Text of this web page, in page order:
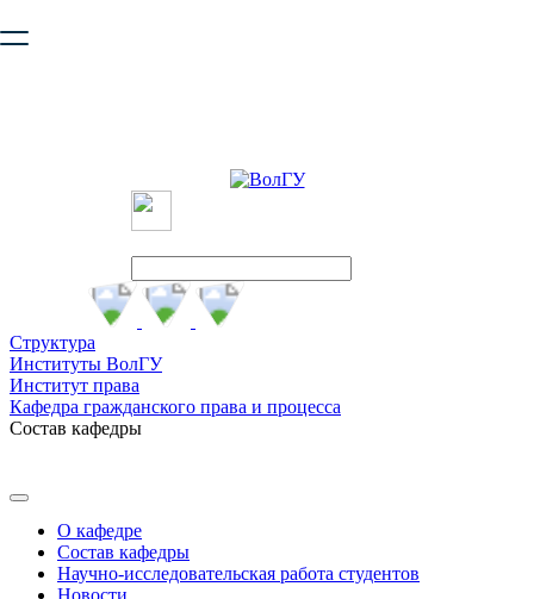
безопасную работу с сайтом. Пожалуйста
Структура
Институты ВолГУ
Институт права
Кафедра гражданского права и процесса
Состав кафедры
О кафедре
Состав кафедры
Научно-исследовательская работа студентов
Новости